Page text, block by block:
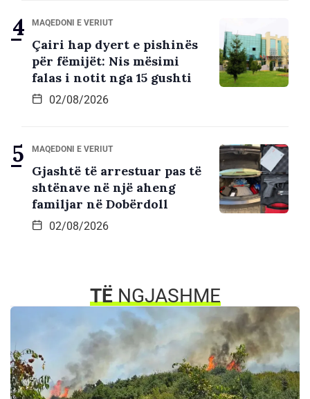
MAQEDONI E VERIUT
Çairi hap dyert e pishinës
për fëmijët: Nis mësimi
falas i notit nga 15 gushti
02/08/2026
MAQEDONI E VERIUT
Gjashtë të arrestuar pas të
shtënave në një aheng
familjar në Dobërdoll
02/08/2026
TËNGJASHME